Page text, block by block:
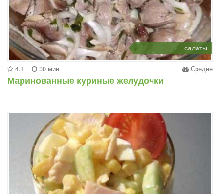
салаты
4.1 30 мин. Средне
Маринованные куриные желудочки